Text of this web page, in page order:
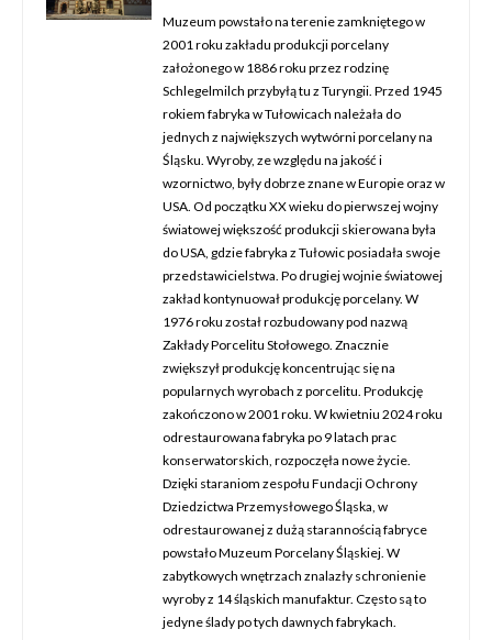
Muzeum powstało na terenie zamkniętego w
2001 roku zakładu produkcji porcelany
założonego w 1886 roku przez rodzinę
Schlegelmilch przybyłą tu z Turyngii. Przed 1945
rokiem fabryka w Tułowicach należała do
jednych z największych wytwórni porcelany na
Śląsku. Wyroby, ze względu na jakość i
wzornictwo, były dobrze znane w Europie oraz w
USA. Od początku XX wieku do pierwszej wojny
światowej większość produkcji skierowana była
do USA, gdzie fabryka z Tułowic posiadała swoje
przedstawicielstwa. Po drugiej wojnie światowej
zakład kontynuował produkcję porcelany. W
1976 roku został rozbudowany pod nazwą
Zakłady Porcelitu Stołowego. Znacznie
zwiększył produkcję koncentrując się na
popularnych wyrobach z porcelitu. Produkcję
zakończono w 2001 roku. W kwietniu 2024 roku
odrestaurowana fabryka po 9 latach prac
konserwatorskich, rozpoczęła nowe życie.
Dzięki staraniom zespołu Fundacji Ochrony
Dziedzictwa Przemysłowego Śląska, w
odrestaurowanej z dużą starannością fabryce
powstało Muzeum Porcelany Śląskiej. W
zabytkowych wnętrzach znalazły schronienie
wyroby z 14 śląskich manufaktur. Często są to
jedyne ślady po tych dawnych fabrykach.